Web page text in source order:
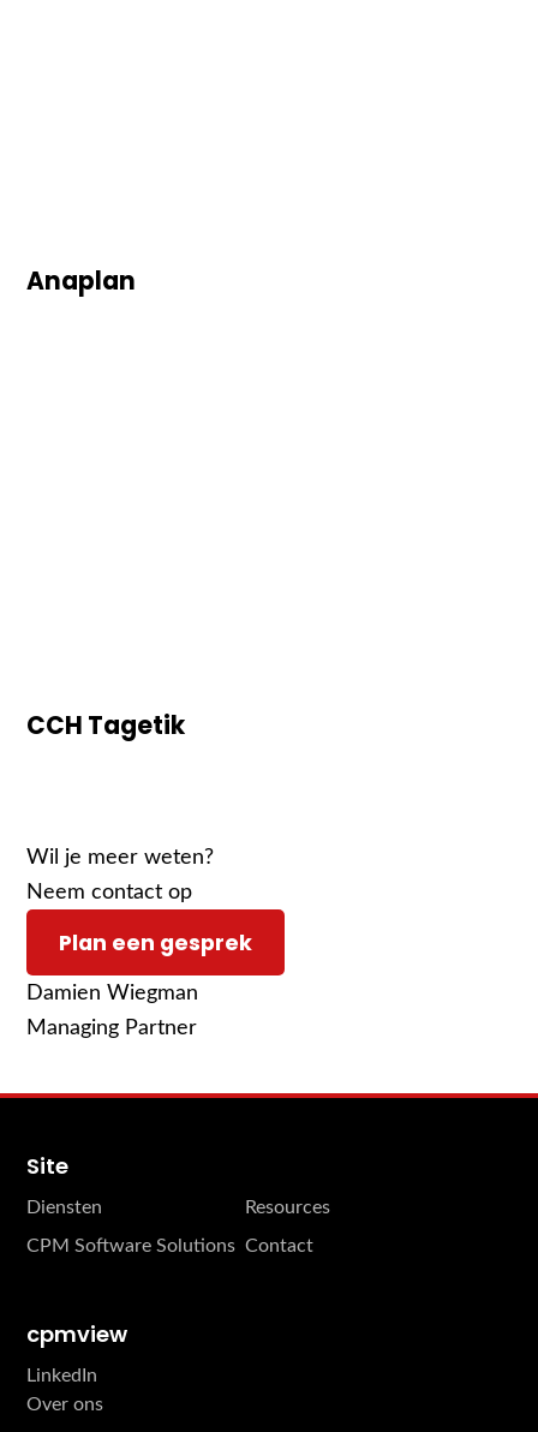
Anaplan
CCH Tagetik
Wil je meer weten?
Neem contact op
Plan een gesprek
Damien Wiegman
Managing Partner
Site
Diensten
Resources
CPM Software Solutions Contact
cpmview
LinkedIn
Over ons